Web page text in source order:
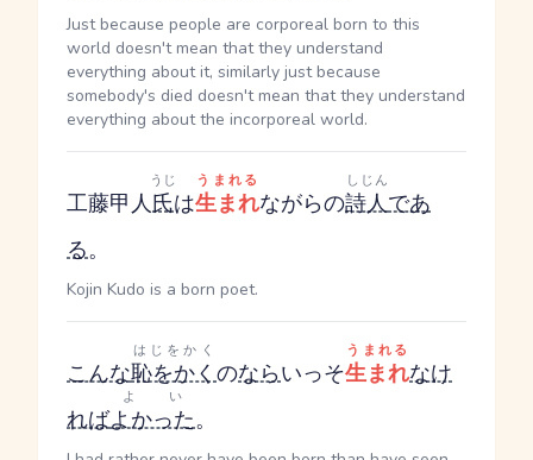
Just because people are corporeal born to this
world doesn't mean that they understand
everything about it, similarly just because
somebody's died doesn't mean that they understand
everything about the incorporeal world.
工藤甲人氏
うじ
は生まれ
うまれる
ながらの詩人
しじん
であ
る。
Kojin Kudo is a born poet.
こんな恥をかく
はじをかく
のならいっそ生まれ
うまれる
なけ
ればよかった
よい
。